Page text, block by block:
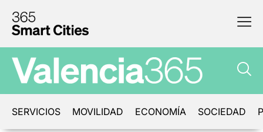
SERVICIOS MOVILIDAD ECONOMÍA SOCIEDAD